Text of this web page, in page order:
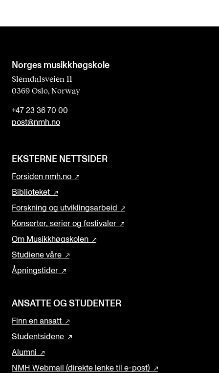
l
a
n
k
Norges musikk­høgskole
Slemdalsveien 11
0369 Oslo, Norway
+47 23 36 70 00
post@nmh.no
EKSTERNE NETTSIDER
Forsiden nmh.no
Biblioteket
Forskning og utviklingsarbeid
Konserter, serier og festivaler
Om Musikkhøgskolen
Studiene våre
Åpningstider
ANSATTE OG STUDENTER
Finn en ansatt
Studentsidene
Alumni
NMH Webmail (direkte lenke til e-post)